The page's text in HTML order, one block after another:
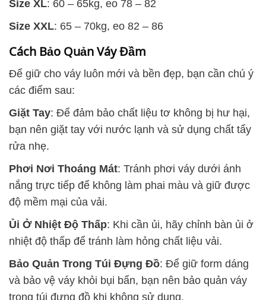
Size XL: 60 – 65kg, eo 78 – 82
Size XXL: 65 – 70kg, eo 82 – 86
Cách Bảo Quản Váy Đầm
Để giữ cho váy luôn mới và bền đẹp, bạn cần chú ý
các điểm sau:
Giặt Tay: Để đảm bảo chất liệu tơ không bị hư hại,
bạn nên giặt tay với nước lạnh và sử dụng chất tẩy
rửa nhẹ.
Phơi Nơi Thoáng Mát: Tránh phơi váy dưới ánh
nắng trực tiếp để không làm phai màu và giữ được
độ mềm mại của vải.
Ủi Ở Nhiệt Độ Thấp: Khi cần ủi, hãy chỉnh bàn ủi ở
nhiệt độ thấp để tránh làm hỏng chất liệu vải.
Bảo Quản Trong Túi Đựng Đồ: Để giữ form dáng
và bảo vệ váy khỏi bụi bẩn, bạn nên bảo quản váy
trong túi đựng đồ khi không sử dụng.